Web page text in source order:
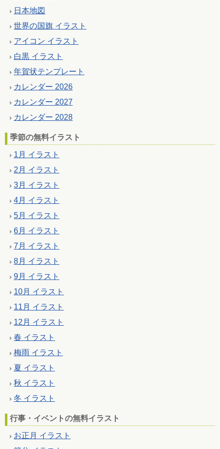
日本地図
世界の国旗 イラスト
アイコン イラスト
白黒 イラスト
年賀状テンプレート
カレンダー 2026
カレンダー 2027
カレンダー 2028
季節の無料イラスト
1月 イラスト
2月 イラスト
3月 イラスト
4月 イラスト
5月 イラスト
6月 イラスト
7月 イラスト
8月 イラスト
9月 イラスト
10月 イラスト
11月 イラスト
12月 イラスト
春 イラスト
梅雨 イラスト
夏 イラスト
秋 イラスト
冬 イラスト
行事・イベントの無料イラスト
お正月 イラスト